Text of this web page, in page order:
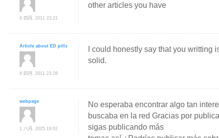
6 四月, 2011 23:21
other articles you have
Article about ED pills
6 四月, 2011 23:28
I could honestly say that you writting
solid.
webpage
1 八月, 2025 19:02
No esperaba encontrar algo tan
buscaba en la red Gracias por
sigas publicando más